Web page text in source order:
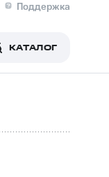
Поддержка
КАТАЛОГ